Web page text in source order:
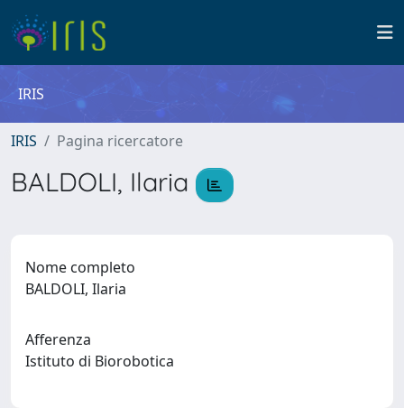
IRIS
IRIS Pagina ricercatore
BALDOLI, Ilaria
Nome completo
BALDOLI, Ilaria
Afferenza
Istituto di Biorobotica